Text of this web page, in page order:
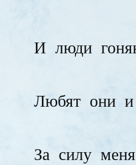
И люди
Любят они и
За силу меня